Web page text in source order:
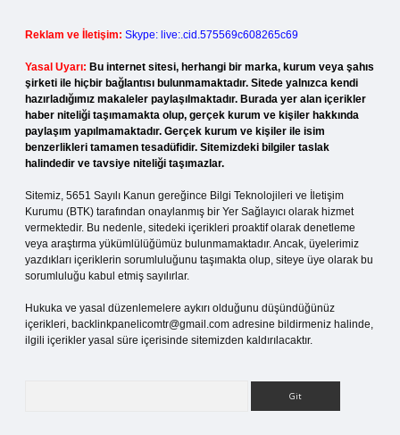
Reklam ve İletişim: Skype: live:.cid.575569c608265c69
Yasal Uyarı: Bu internet sitesi, herhangi bir marka, kurum veya şahıs
şirketi ile hiçbir bağlantısı bulunmamaktadır. Sitede yalnızca kendi
hazırladığımız makaleler paylaşılmaktadır. Burada yer alan içerikler
haber niteliği taşımamakta olup, gerçek kurum ve kişiler hakkında
paylaşım yapılmamaktadır. Gerçek kurum ve kişiler ile isim
benzerlikleri tamamen tesadüfidir. Sitemizdeki bilgiler taslak
halindedir ve tavsiye niteliği taşımazlar.
Sitemiz, 5651 Sayılı Kanun gereğince Bilgi Teknolojileri ve İletişim
Kurumu (BTK) tarafından onaylanmış bir Yer Sağlayıcı olarak hizmet
vermektedir. Bu nedenle, sitedeki içerikleri proaktif olarak denetleme
veya araştırma yükümlülüğümüz bulunmamaktadır. Ancak, üyelerimiz
yazdıkları içeriklerin sorumluluğunu taşımakta olup, siteye üye olarak bu
sorumluluğu kabul etmiş sayılırlar.
Hukuka ve yasal düzenlemelere aykırı olduğunu düşündüğünüz
içerikleri, backlinkpanelicomtr@gmail.com adresine bildirmeniz halinde,
ilgili içerikler yasal süre içerisinde sitemizden kaldırılacaktır.